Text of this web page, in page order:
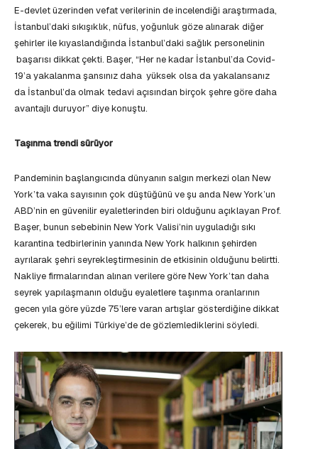
E-devlet üzerinden vefat verilerinin de incelendiği araştırmada,
İstanbul’daki sıkışıklık, nüfus, yoğunluk göze alınarak diğer
şehirler ile kıyaslandığında İstanbul’daki sağlık personelinin
başarısı dikkat çekti. Başer, “Her ne kadar İstanbul’da Covid-
19’a yakalanma şansınız daha yüksek olsa da yakalansanız
da İstanbul’da olmak tedavi açısından birçok şehre göre daha
avantajlı duruyor” diye konuştu.
Taşınma trendi sürüyor
Pandeminin başlangıcında dünyanın salgın merkezi olan New
York’ta vaka sayısının çok düştüğünü ve şu anda New York’un
ABD’nin en güvenilir eyaletlerinden biri olduğunu açıklayan Prof.
Başer, bunun sebebinin New York Valisi’nin uyguladığı sıkı
karantina tedbirlerinin yanında New York halkının şehirden
ayrılarak şehri seyrekleştirmesinin de etkisinin olduğunu belirtti.
Nakliye firmalarından alınan verilere göre New York’tan daha
seyrek yapılaşmanın olduğu eyaletlere taşınma oranlarının
gecen yıla göre yüzde 75’lere varan artışlar gösterdiğine dikkat
çekerek, bu eğilimi Türkiye’de de gözlemlediklerini söyledi.